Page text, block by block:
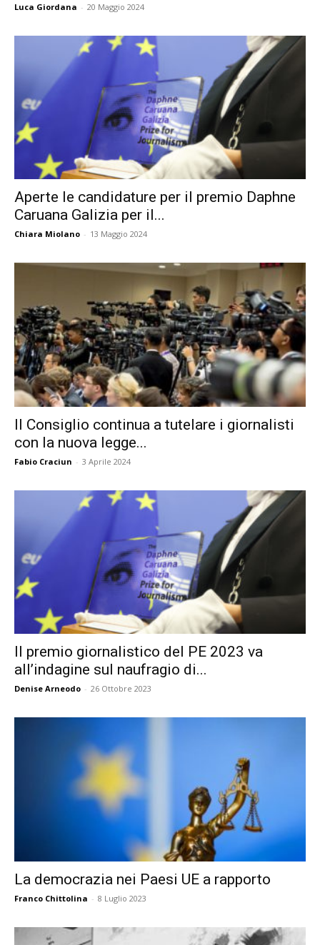
Luca Giordana - 20 Maggio 2024
Aperte le candidature per il premio Daphne
Caruana Galizia per il...
Chiara Miolano - 13 Maggio 2024
Il Consiglio continua a tutelare i giornalisti
con la nuova legge...
Fabio Craciun - 3 Aprile 2024
Il premio giornalistico del PE 2023 va
all’indagine sul naufragio di...
Denise Arneodo - 26 Ottobre 2023
La democrazia nei Paesi UE a rapporto
Franco Chittolina - 8 Luglio 2023